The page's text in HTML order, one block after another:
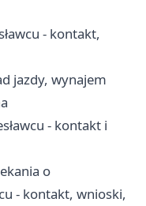
- kontakt,
jazdy, wynajem
- kontakt i
o
- kontakt, wnioski,